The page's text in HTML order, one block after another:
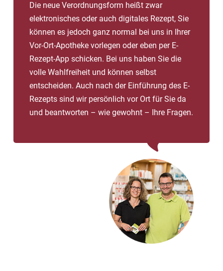
Die neue Verordnungsform heißt zwar
elektronisches oder auch digitales Rezept, Sie
können es jedoch ganz normal bei uns in Ihrer
Vor-Ort-Apotheke vorlegen oder eben per E-
Rezept-App schicken. Bei uns haben Sie die
volle Wahlfreiheit und können selbst
entscheiden. Auch nach der Einführung des E-
Rezepts sind wir persönlich vor Ort für Sie da
und beantworten – wie gewohnt – Ihre Fragen.